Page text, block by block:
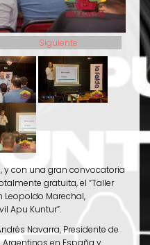
Siguiente
y con una gran convocatoria
gratuita, el “Taller
Leopoldo Marechal,
Apu Kuntur”.
Navarra, Presidente de
en España y